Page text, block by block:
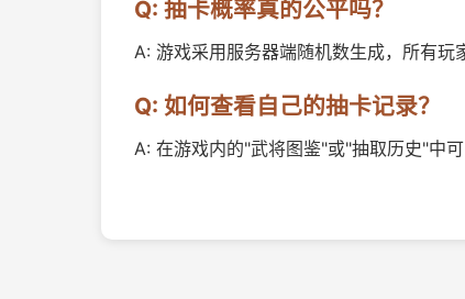
Q: 抽卡概率真的公平吗？
A: 游戏采用服务器端随机数生成，所有玩
Q: 如何查看自己的抽卡记录？
A: 在游戏内的"武将图鉴"或"抽取历史"中